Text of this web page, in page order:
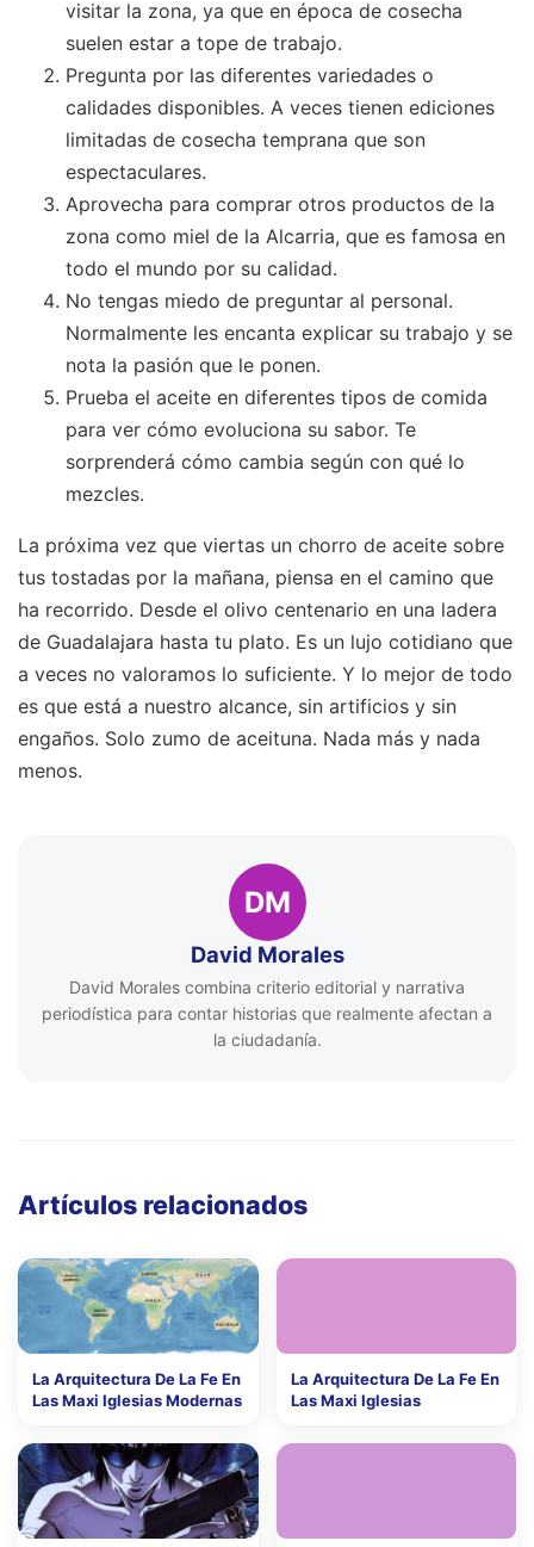
visitar la zona, ya que en época de cosecha
suelen estar a tope de trabajo.
Pregunta por las diferentes variedades o
calidades disponibles. A veces tienen ediciones
limitadas de cosecha temprana que son
espectaculares.
Aprovecha para comprar otros productos de la
zona como miel de la Alcarria, que es famosa en
todo el mundo por su calidad.
No tengas miedo de preguntar al personal.
Normalmente les encanta explicar su trabajo y se
nota la pasión que le ponen.
Prueba el aceite en diferentes tipos de comida
para ver cómo evoluciona su sabor. Te
sorprenderá cómo cambia según con qué lo
mezcles.
La próxima vez que viertas un chorro de aceite sobre
tus tostadas por la mañana, piensa en el camino que
ha recorrido. Desde el olivo centenario en una ladera
de Guadalajara hasta tu plato. Es un lujo cotidiano que
a veces no valoramos lo suficiente. Y lo mejor de todo
es que está a nuestro alcance, sin artificios y sin
engaños. Solo zumo de aceituna. Nada más y nada
menos.
DM
David Morales
David Morales combina criterio editorial y narrativa
periodística para contar historias que realmente afectan a
la ciudadanía.
Artículos relacionados
La Arquitectura De La Fe En
Las Maxi Iglesias Modernas
La Arquitectura De La Fe En
Las Maxi Iglesias